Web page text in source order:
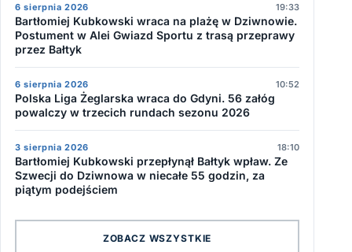
6 sierpnia 2026 19:33
Bartłomiej Kubkowski wraca na plażę w Dziwnowie.
Postument w Alei Gwiazd Sportu z trasą przeprawy
przez Bałtyk
6 sierpnia 2026 10:52
Polska Liga Żeglarska wraca do Gdyni. 56 załóg
powalczy w trzecich rundach sezonu 2026
3 sierpnia 2026 18:10
Bartłomiej Kubkowski przepłynął Bałtyk wpław. Ze
Szwecji do Dziwnowa w niecałe 55 godzin, za
piątym podejściem
ZOBACZ WSZYSTKIE